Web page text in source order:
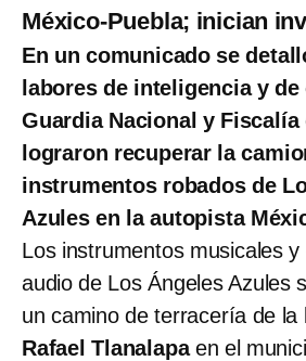
México-Puebla; inician
En un comunicado se
labores de inteligencia y
Guardia Nacional y Fiscalía
lograron recuperar la
instrumentos robados de
Azules en la autopista
Los instrumentos musicales y
audio de Los Ángeles Azules
un camino de terracería de
Rafael Tlanalapaen el